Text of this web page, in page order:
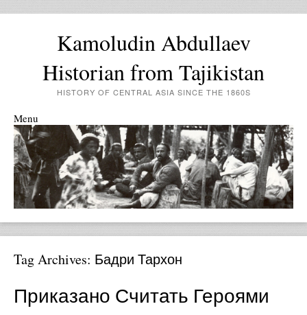
Kamoludin Abdullaev
Historian from Tajikistan
HISTORY OF CENTRAL ASIA SINCE THE 1860S
Menu
Skip to content
Tag Archives: Бадри Тархон
Приказано Считать Героями